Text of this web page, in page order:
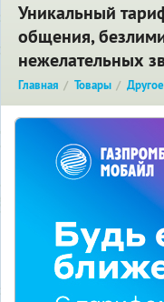
Уникальный
общения,
нежелательных
Главная Товары Другое